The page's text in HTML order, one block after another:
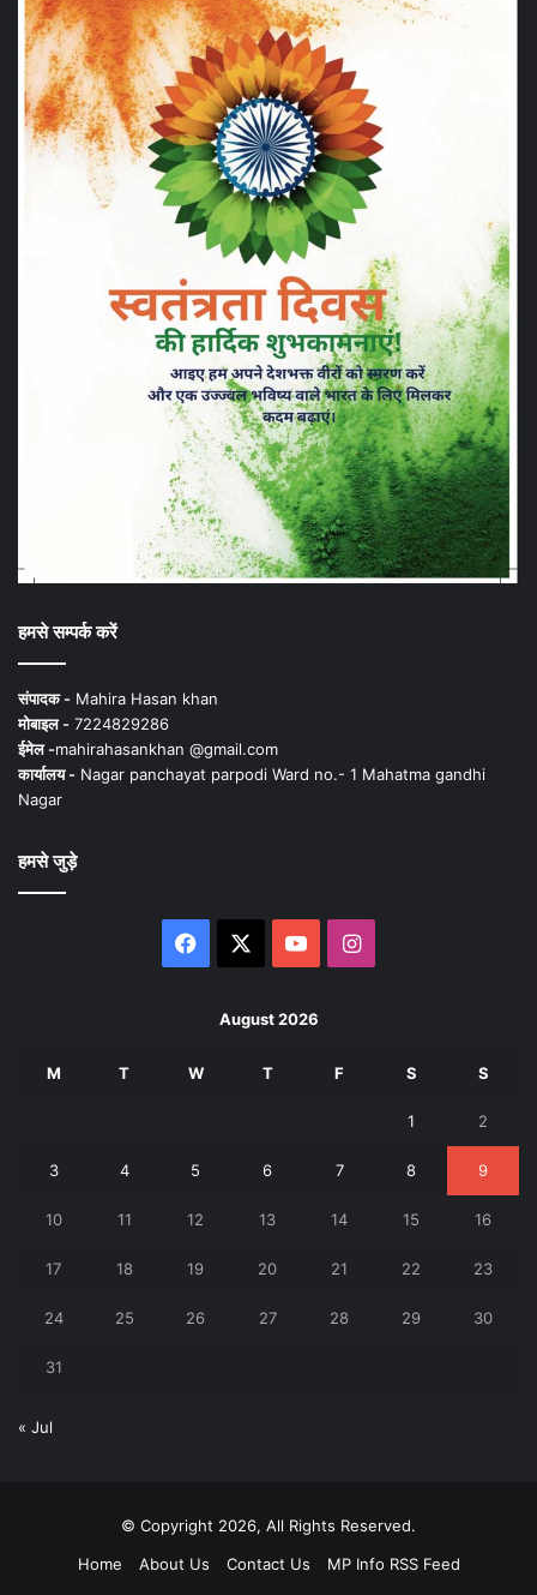
हमसे सम्पर्क करें
संपादक - Mahira Hasan khan
मोबाइल - 7224829286
ईमेल -mahirahasankhan @gmail.com
कार्यालय - Nagar panchayat parpodi Ward no.- 1 Mahatma gandhi
Nagar
हमसे जुड़े
Facebook YouTubeInstagram
August 2026
M T W T F S S
1 2
3 4 5 6 7 8 9
10 11 12 13 14 15 16
17 18 19 20 21 22 23
24 25 26 27 28 29 30
31
« Jul
© Copyright 2026, All Rights Reserved.
Home
About Us Contact Us MP Info RSS Feed